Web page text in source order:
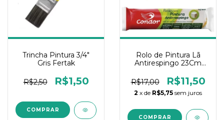
Trincha Pintura 3/4"
Gris Fertak
R$2,50 R$1,50
Rolo de Pintura Lã
Antirespingo 23Cm
R$17,00
R$11,50
2 x de R$5,75 sem juros